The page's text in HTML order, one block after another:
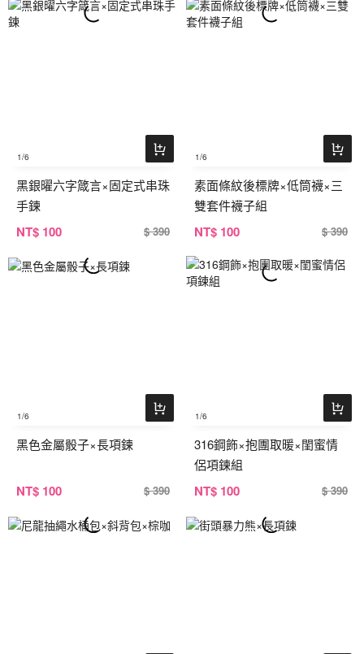
1/6
黑銀曜六字箴言×固定式串珠
手鍊
NT$ 100 $ 390
1/6
素面條紋後標牌×低筒襪×三
雙套件襪子組
NT$ 100 $ 390
1/6
黑色金屬骰子×長項鍊
NT$ 100 $ 390
1/6
316鋼飾×抱團取暖×閨蜜情
侶項鍊組
NT$ 100 $ 390